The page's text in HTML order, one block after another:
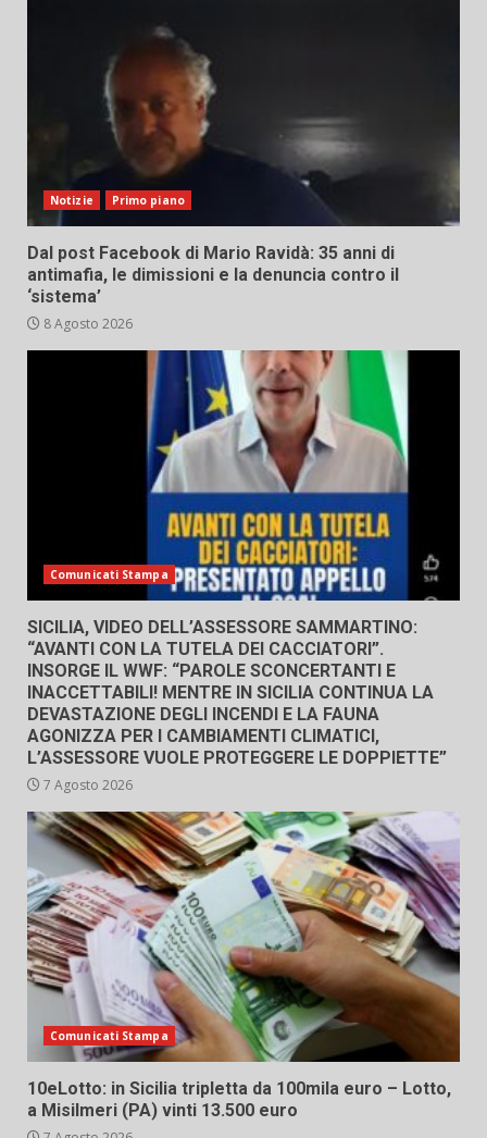
Notizie Primo piano
Dal post Facebook di Mario Ravidà: 35 anni di
antimafia, le dimissioni e la denuncia contro il
‘sistema’
8 Agosto 2026
Comunicati Stampa
SICILIA, VIDEO DELL’ASSESSORE SAMMARTINO:
“AVANTI CON LA TUTELA DEI CACCIATORI”.
INSORGE IL WWF: “PAROLE SCONCERTANTI E
INACCETTABILI! MENTRE IN SICILIA CONTINUA LA
DEVASTAZIONE DEGLI INCENDI E LA FAUNA
AGONIZZA PER I CAMBIAMENTI CLIMATICI,
L’ASSESSORE VUOLE PROTEGGERE LE DOPPIETTE”
7 Agosto 2026
Comunicati Stampa
10eLotto: in Sicilia tripletta da 100mila euro – Lotto,
a Misilmeri (PA) vinti 13.500 euro